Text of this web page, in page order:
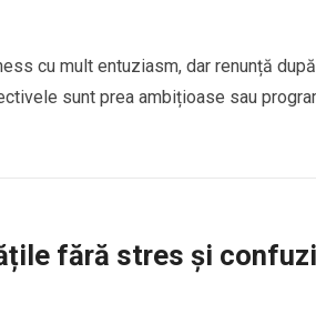
cu mult entuziasm, dar renunță după
sunt prea ambițioase sau
fără stres și